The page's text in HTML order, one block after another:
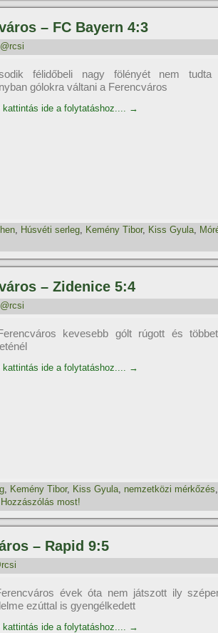
– FC Bayern 4:3
félidőbeli nagy fölényét nem tudta
gólokra váltani a Ferencváros
kattintás ide a folytatáshoz.... →
, Húsvéti serleg, Kemény Tibor, Kiss Gyula,
– Zidenice 5:4
kevesebb gólt rúgott és
kattintás ide a folytatáshoz.... →
, Kemény Tibor, Kiss Gyula, nemzetközi mérkőzés,
Hozzászólás most!
– Rapid 9:5
évek óta nem játszott ily
ezúttal is gyengélkedett
kattintás ide a folytatáshoz.... →